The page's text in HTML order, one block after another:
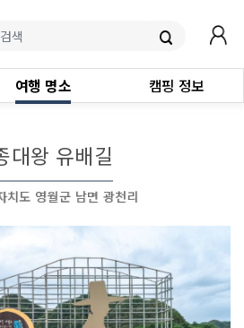
여행 명소 캠핑 정보
대왕 유배길
치도 영월군 남면 광천리